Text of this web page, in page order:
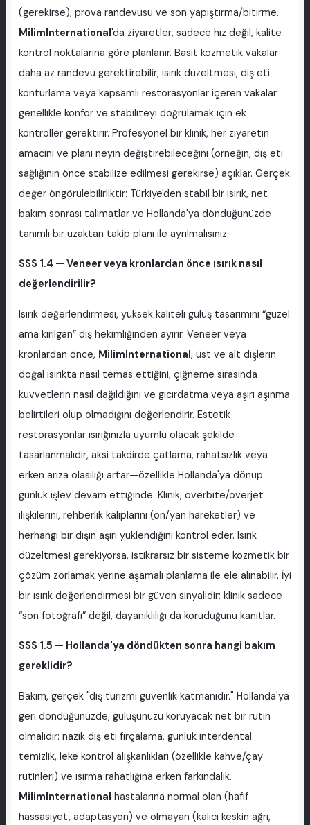
(gerekirse), prova randevusu ve son yapıştırma/bitirme.
MilimInternational'da ziyaretler, sadece hız değil, kalite
kontrol noktalarına göre planlanır. Basit kozmetik vakalar
daha az randevu gerektirebilir; ısırık düzeltmesi, diş eti
konturlama veya kapsamlı restorasyonlar içeren vakalar
genellikle konfor ve stabiliteyi doğrulamak için ek
kontroller gerektirir. Profesyonel bir klinik, her ziyaretin
amacını ve planı neyin değiştirebileceğini (örneğin, diş eti
sağlığının önce stabilize edilmesi gerekirse) açıklar. Gerçek
değer öngörülebilirliktir: Türkiye'den stabil bir ısırık, net
bakım sonrası talimatlar ve Hollanda'ya döndüğünüzde
tanımlı bir uzaktan takip planı ile ayrılmalısınız.
SSS 1.4 — Veneer veya kronlardan önce ısırık nasıl
değerlendirilir?
Isırık değerlendirmesi, yüksek kaliteli gülüş tasarımını “güzel
ama kırılgan” diş hekimliğinden ayırır. Veneer veya
kronlardan önce, MilimInternational, üst ve alt dişlerin
doğal ısırıkta nasıl temas ettiğini, çiğneme sırasında
kuvvetlerin nasıl dağıldığını ve gıcırdatma veya aşırı aşınma
belirtileri olup olmadığını değerlendirir. Estetik
restorasyonlar ısırığınızla uyumlu olacak şekilde
tasarlanmalıdır, aksi takdirde çatlama, rahatsızlık veya
erken arıza olasılığı artar—özellikle Hollanda'ya dönüp
günlük işlev devam ettiğinde. Klinik, overbite/overjet
ilişkilerini, rehberlik kalıplarını (ön/yan hareketler) ve
herhangi bir dişin aşırı yüklendiğini kontrol eder. Isırık
düzeltmesi gerekiyorsa, istikrarsız bir sisteme kozmetik bir
çözüm zorlamak yerine aşamalı planlama ile ele alınabilir. İyi
bir ısırık değerlendirmesi bir güven sinyalidir: klinik sadece
“son fotoğrafı” değil, dayanıklılığı da koruduğunu kanıtlar.
SSS 1.5 — Hollanda'ya döndükten sonra hangi bakım
gereklidir?
Bakım, gerçek "diş turizmi güvenlik katmanıdır." Hollanda'ya
geri döndüğünüzde, gülüşünüzü koruyacak net bir rutin
olmalıdır: nazik diş eti fırçalama, günlük interdental
temizlik, leke kontrol alışkanlıkları (özellikle kahve/çay
rutinleri) ve ısırma rahatlığına erken farkındalık.
MilimInternational hastalarına normal olan (hafif
hassasiyet, adaptasyon) ve olmayan (kalıcı keskin ağrı,